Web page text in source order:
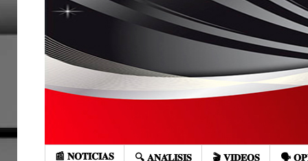
📰 𝐍𝐎𝐓𝐈𝐂𝐈𝐀𝐒 🔍 𝐀𝐍𝐀́𝐋𝐈𝐒𝐈𝐒 🎬 𝐕𝐈𝐃𝐄𝐎𝐒 🗣️